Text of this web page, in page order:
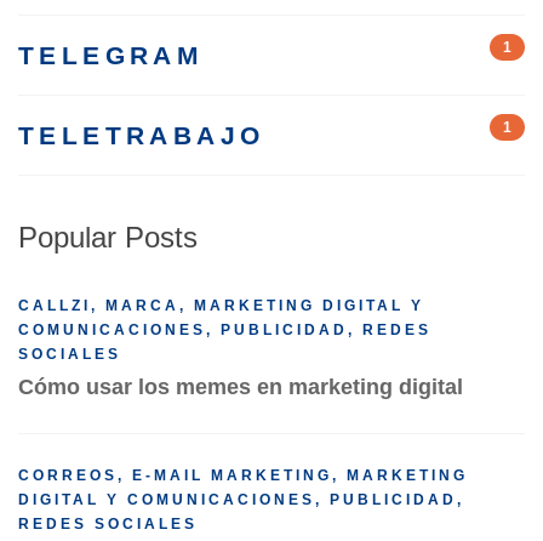
TELEGRAM 1
TELETRABAJO 1
Popular Posts
CALLZI , MARCA , MARKETING DIGITAL Y
COMUNICACIONES , PUBLICIDAD , REDES
SOCIALES
Cómo usar los memes en marketing digital
CORREOS , E-MAIL MARKETING , MARKETING
DIGITAL Y COMUNICACIONES , PUBLICIDAD ,
REDES SOCIALES